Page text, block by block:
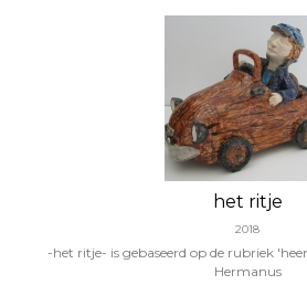
het ritje
2018
-het ritje- is gebaseerd op de rubriek
Hermanus